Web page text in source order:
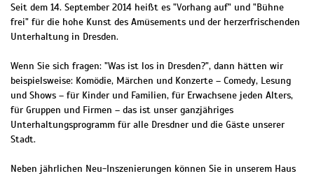
Seit dem 14. September 2014 heißt es "Vorhang auf" und "Bühne
frei" für die hohe Kunst des Amüsements und der herzerfrischenden
Unterhaltung in Dresden.
Wenn Sie sich fragen: "Was ist los in Dresden?", dann hätten wir
beispielsweise: Komödie, Märchen und Konzerte – Comedy, Lesung
und Shows – für Kinder und Familien, für Erwachsene jeden Alters,
für Gruppen und Firmen – das ist unser ganzjähriges
Unterhaltungsprogramm für alle Dresdner und die Gäste unserer
Stadt.
Neben jährlichen Neu-Inszenierungen können Sie in unserem Haus